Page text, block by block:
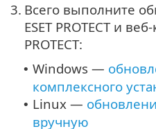
3. Всего выполните
ESET PROTECT и
PROTECT:
• Windows —
комплексного
• Linux —
вручную